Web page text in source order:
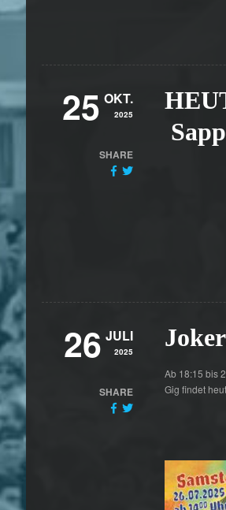
25 OKT.
2025
SHARE
26 JULI
2025
SHARE
Ab 18:15 bis
Gig findet